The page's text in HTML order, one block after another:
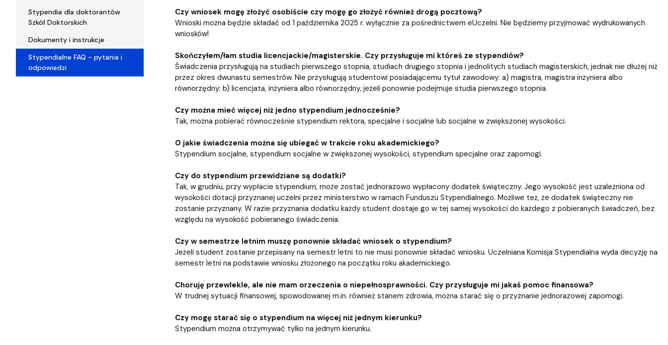
Stypendia dla doktorantów
Szkół Doktorskich
Dokumenty i instrukcje
Stypendialne FAQ - pytania i
odpowiedzi
Czy wniosek mogę złożyć osobiście czy mogę go złożyć również drogą pocztową?
Wnioski można będzie składać od 1 października 2025 r. wyłącznie za pośrednictwem eUczelni. Nie będziemy przyjmować wydrukowanych
wniosków!
Skończyłem/łam studia licencjackie/magisterskie. Czy przysługuje mi któreś ze stypendiów?
Świadczenia przysługują na studiach pierwszego stopnia, studiach drugiego stopnia i jednolitych studiach magisterskich, jednak nie dłużej niż
przez okres dwunastu semestrów. Nie przysługują studentowi posiadającemu tytuł zawodowy: a) magistra, magistra inżyniera albo
równorzędny; b) licencjata, inżyniera albo równorzędny, jeżeli ponownie podejmuje studia pierwszego stopnia.
Czy można mieć więcej niż jedno stypendium jednocześnie?
Tak, można pobierać równocześnie stypendium rektora, specjalne i socjalne lub socjalne w zwiększonej wysokości.
O jakie świadczenia można się ubiegać w trakcie roku akademickiego?
Stypendium socjalne, stypendium socjalne w zwiększonej wysokości, stypendium specjalne oraz zapomogi.
Czy do stypendium przewidziane są dodatki?
Tak, w grudniu, przy wypłacie stypendium, może zostać jednorazowo wypłacony dodatek świąteczny. Jego wysokość jest uzależniona od
wysokości dotacji przyznanej uczelni przez ministerstwo w ramach Funduszu Stypendialnego. Możliwe też, że dodatek świąteczny nie
zostanie przyznany. W razie przyznania dodatku każdy student dostaje go w tej samej wysokości do każdego z pobieranych świadczeń, bez
względu na wysokość pobieranego świadczenia.
Czy w semestrze letnim muszę ponownie składać wniosek o stypendium?
Jeżeli student zostanie przepisany na semestr letni to nie musi ponownie składać wniosku. Uczelniana Komisja Stypendialna wyda decyzję na
semestr letni na podstawie wniosku złożonego na początku roku akademickiego.
Choruję przewlekle, ale nie mam orzeczenia o niepełnosprawności. Czy przysługuje mi jakaś pomoc finansowa?
W trudnej sytuacji finansowej, spowodowanej m.in. również stanem zdrowia, można starać się o przyznanie jednorazowej zapomogi.
Czy mogę starać się o stypendium na więcej niż jednym kierunku?
Stypendium można otrzymywać tylko na jednym kierunku.